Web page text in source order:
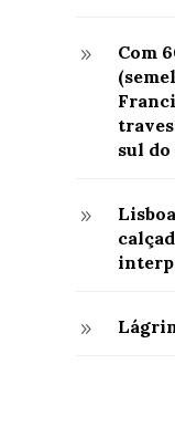
9
Com
sul do
9
9